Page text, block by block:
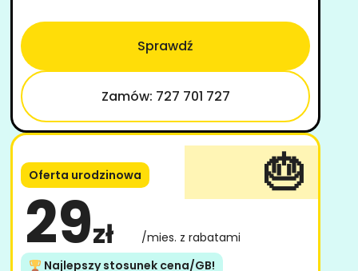
Sprawdź
Zamów: 727 701 727
Oferta urodzinowa
29zł
/mies. z rabatami
Najlepszy stosunek cena/GB!
🎂